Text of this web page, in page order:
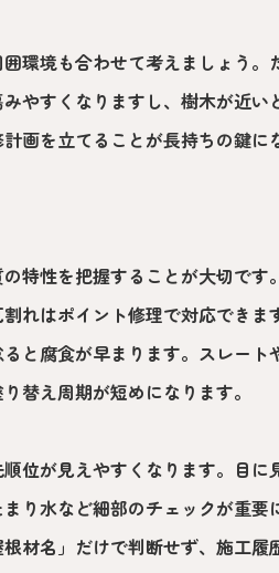
環境も合わせて考えましょう。
やすくなりますし、樹木が近い
画を立てることが長持ちの鍵に
特性を把握することが大切です
れはポイント修理で対応できま
と腐食が早まります。スレート
替え周期が短めになります。
位が見えやすくなります。目に
り水など細部のチェックが重要
材名」だけで判断せず、施工履